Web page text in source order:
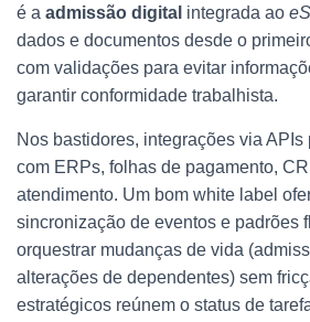
é a admissão digital integrada ao
dados e documentos desde o
com validações para evitar
garantir conformidade trabalhista.
Nos bastidores, integrações via
com ERPs, folhas de pagamento,
atendimento. Um bom white label
sincronização de eventos e padrões
orquestrar mudanças de vida
alterações de dependentes) sem
estratégicos reúnem o status de